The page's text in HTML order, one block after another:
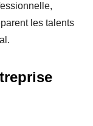
les talents